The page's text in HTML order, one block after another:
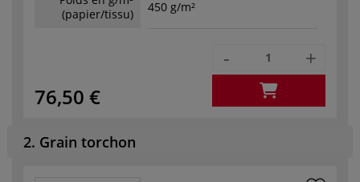
(papier/tissu)
450 g/m²
76,50 €
- +
2. Grain torchon